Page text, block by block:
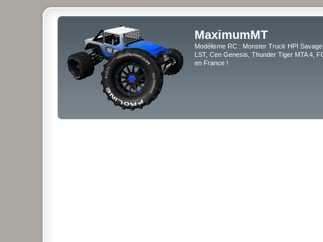
MaximumMT
Modélisme RC : Monster Truck HPI
LST, Cen Genesis, Thunder Tiger MTA 4,
en France !